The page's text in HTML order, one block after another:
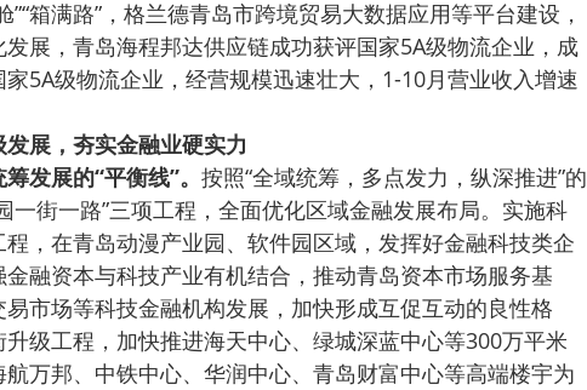
”“箱满路”，格兰德青岛市跨境贸易大数据应用等平台建设，
展，青岛海程邦达供应链成功获评国家5A级物流企业，成
5A级物流企业，经营规模迅速壮大，1-10月营业收入增速
展，夯实金融业硬实力
发展的“平衡线”。 按照“全域统筹，多点发力，纵深推进”的
一街一路”三项工程，全面优化区域金融发展布局。实施科
，在青岛动漫产业园、软件园区域，发挥好金融科技类企
融资本与科技产业有机结合，推动青岛资本市场服务基
市场等科技金融机构发展，加快形成互促互动的良性格
级工程，加快推进海天中心、绿城深蓝中心等300万平米
万邦、中铁中心、华润中心、青岛财富中心等高端楼宇为